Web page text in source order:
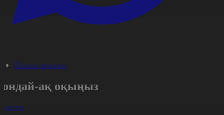
#Басты ақпарат
ақ оқыңыз